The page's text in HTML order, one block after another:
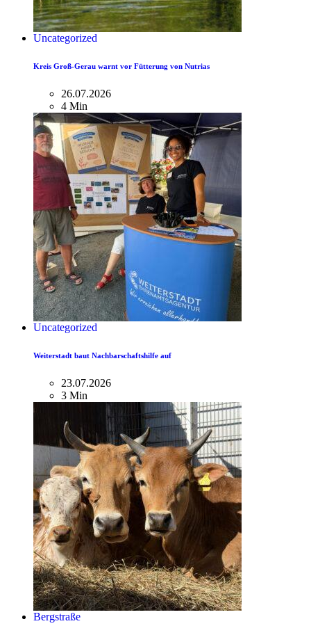
Uncategorized
Kreis Groß-Gerau warnt vor Fütterung von Nutrias
26.07.2026
4 Min
Uncategorized
Weiterstadt baut Nachbarschaftshilfe auf
23.07.2026
3 Min
Bergstraße